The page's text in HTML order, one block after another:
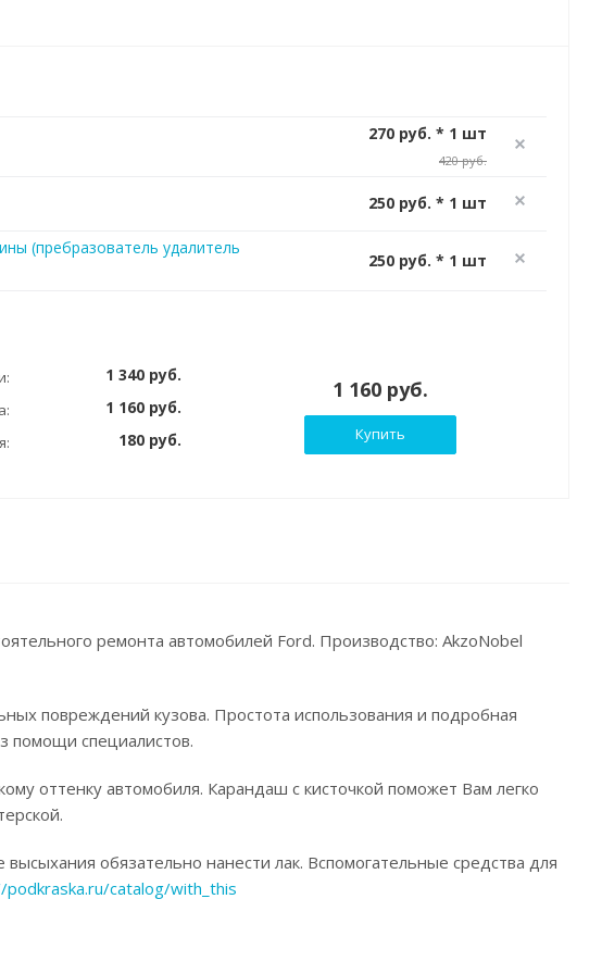
270 руб. * 1 шт
420 руб.
250 руб. * 1 шт
(пребразователь удалитель
250 руб. * 1 шт
1 340 руб.
1 160 руб.
180 руб.
1 160 руб.
Купить
ремонта автомобилей Ford. Производство: AkzoNobel
повреждений кузова. Простота использования и подробная
помощи специалистов.
оттенку автомобиля. Карандаш с кисточкой поможет Вам легко
обязательно нанести лак. Вспомогательные средства для
catalog/with_this